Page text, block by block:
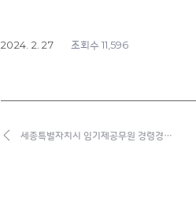
2024. 2. 27 조회수 11,596
세종특별자치시 임기제공무원 경령경…